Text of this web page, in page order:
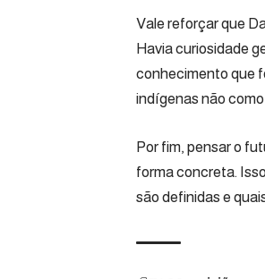
Vale reforçar que
Havia curiosidade
conhecimento que
indígenas não
Por fim, pensar o
forma concreta.
são definidas e